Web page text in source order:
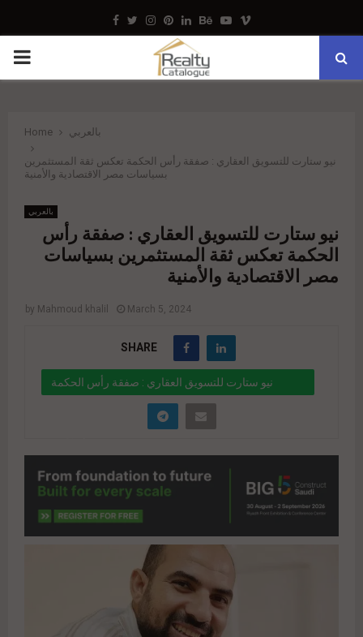
Facebook
TwitterInstagram
Pinterest
LinkedinBehance
Youtube
Vimeo
PRIMARY
Home بالعربي
نيو ستارت للتسويق العقاري : صفقة رأس الحكمة تعكس ثقة المستثمرين
بسياسات مصر الاقتصادية والأمنية
بالعربي
نيو ستارت للتسويق العقاري : صفقة رأس
الحكمة تعكس ثقة المستثمرين بسياسات
مصر الاقتصادية والأمنية
by Mahmoud khalil March 5, 2024
SHARE
نيو ستارت للتسويق العقاري : صفقة رأس الحكمة
تعكس ثقة المستثمرين بسياسات مصر الاقتصادية
" data-link="https://realty-
eg.net/%d9%86%d9%8a%d9%88-
%d8%b3%d8%aa%d8%a7%d8%b1%d8%aa-
%d9%84%d9%84%d8%aa%d8%b3%d9%88%d9%
%d8%a7%d9%84%d8%b9%d9%82%d8%a7%d8%
b1%d9%8a-%d8%b5%d9%81%d9%82%d8%a9-